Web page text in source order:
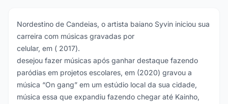
Nordestino de Candeias, o artista baiano Syvin iniciou sua
carreira com músicas gravadas por
celular, em ( 2017).
desejou fazer músicas após ganhar destaque fazendo
paródias em projetos escolares, em (2020) gravou a
música “On gang” em um estúdio local da sua cidade,
música essa que expandiu fazendo chegar até Kainho,